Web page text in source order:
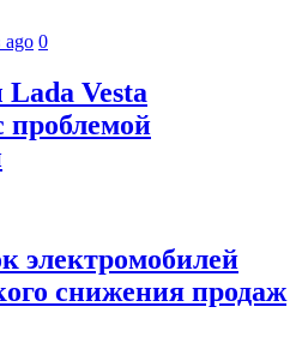
ago 0
Vesta
проблемой
электромобилей
снижения продаж